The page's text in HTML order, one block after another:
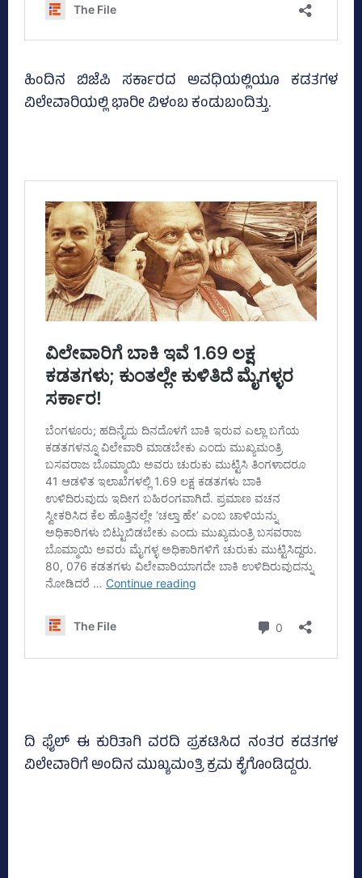
ಹಿಂದಿನ ಬಿಜೆಪಿ ಸರ್ಕಾರದ ಅವಧಿಯಲ್ಲಿಯೂ ಕಡತಗಳ
ವಿಲೇವಾರಿಯಲ್ಲಿ ಭಾರೀ ವಿಳಂಬ ಕಂಡುಬಂದಿತ್ತು.
ದಿ ಫೈಲ್‌ ಈ ಕುರಿತಾಗಿ ವರದಿ ಪ್ರಕಟಿಸಿದ ನಂತರ ಕಡತಗಳ
ವಿಲೇವಾರಿಗೆ ಅಂದಿನ ಮುಖ್ಯಮಂತ್ರಿ ಕ್ರಮ ಕೈಗೊಂಡಿದ್ದರು.